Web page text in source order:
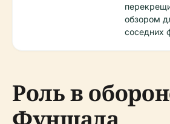
обзором
соседних
Роль в